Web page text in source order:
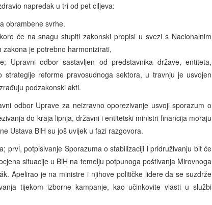
napredak u tri od pet ciljeva:
obrambene svrhe.
će na snagu stupiti zakonski propisi u svezi s Nacionalnim
je potrebno harmonizirati,
Upravni odbor sastavljen od predstavnika države, entiteta,
reforme pravosudnoga sektora, u travnju je usvojen
podzakonski akti.
odbor Uprave za neizravno oporezivanje usvoji sporazum o
do kraja lipnja, državni i entitetski ministri financija moraju
Ustava BiH su još uvijek u fazi razgovora.
prvi, potpisivanje Sporazuma o stabilizaciji i pridruživanju bit će
situacije u BiH na temelju potpunoga poštivanja Mirovnoga
Apelirao je na ministre i njihove političke lidere da se suzdrže
tijekom izborne kampanje, kao učinkovite vlasti u službi